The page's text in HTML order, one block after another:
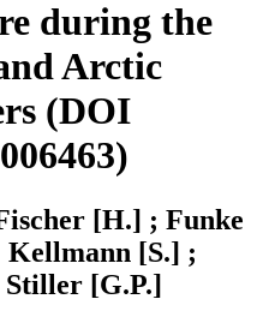
during the
Arctic
(DOI
[H.] ; Funke
[S.] ;
[G.P.]